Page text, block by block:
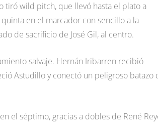
tiró wild pitch, que llevó hasta el plato a
en el marcador con sencillo a la
de sacrificio de José Gil, al centro.
salvaje. Hernán Iribarren recibió
Astudillo y conectó un peligroso batazo
el séptimo, gracias a dobles de René